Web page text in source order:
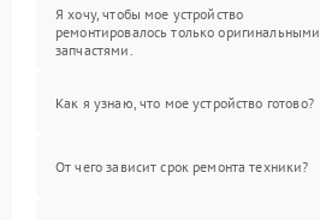
Я хочу, чтобы мое устройство
ремонтировалось только оригинальными
запчастями.
Как я узнаю, что мое устройство готово?
От чего зависит срок ремонта техники?